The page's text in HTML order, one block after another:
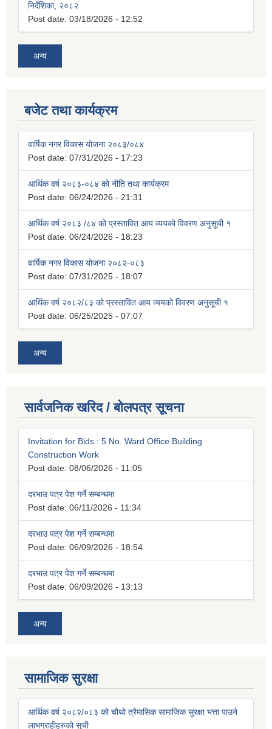
निर्देशिका, २०८२
Post date: 03/18/2026 - 12:52
अन्य
बजेट तथा कार्यक्रम
वार्षिक नगर विकास योजना २०८३/०८४
Post date: 07/31/2026 - 17:23
आर्थिक वर्ष २०८३-०८४ को नीति तथा कार्यक्रम
Post date: 06/24/2026 - 21:31
आर्थिक वर्ष २०८३ /८४ को प्रस्तावित आय व्ययको विवरण अनुसूची १
Post date: 06/24/2026 - 18:23
वार्षिक नगर विकास योजना २०८२-०८३
Post date: 07/31/2025 - 18:07
आर्थिक वर्ष २०८२/८३ को प्रस्तावित आय व्ययको विवरण अनुसूची १
Post date: 06/25/2025 - 07:07
अन्य
सार्वजनिक खरिद / बोलपत्र सूचना
Invitation for Bids : 5 No. Ward Office Building
Construction Work
Post date: 08/06/2026 - 11:05
दरभाउ पत्र पेश गर्ने सम्बन्धमा
Post date: 06/11/2026 - 11:34
दरभाउ पत्र पेश गर्ने सम्बन्धमा
Post date: 06/09/2026 - 18:54
दरभाउ पत्र पेश गर्ने सम्बन्धमा
Post date: 06/09/2026 - 13:13
अन्य
सामाजिक सुरक्षा
आर्थिक वर्ष २०८२/०८३ को चौथो त्रैमासिक सामाजिक सुरक्षा भत्ता पाउने
लाभग्राहीहरुको सुची